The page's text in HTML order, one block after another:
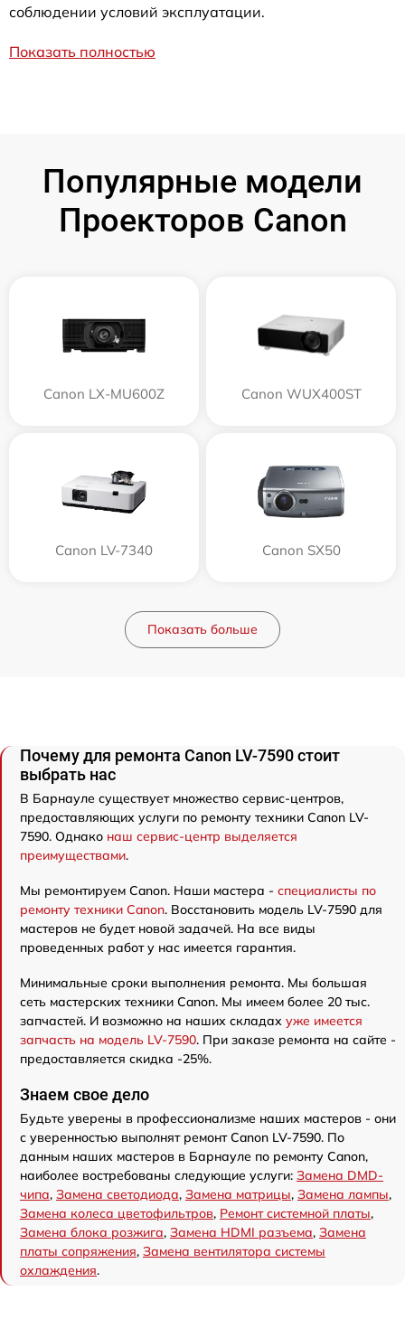
соблюдении условий эксплуатации.
Показать полностью
Популярные модели
Проекторов Canon
Canon LX-MU600Z Canon WUX400ST
Canon LV-7340 Canon SX50
Показать больше
Почему для ремонта Canon LV-7590 стоит
выбрать нас
В Барнауле существует множество сервис-центров,
предоставляющих услуги по ремонту техники Canon LV-
7590. Однако наш сервис-центр выделяется
преимуществами.
Мы ремонтируем Canon. Наши мастера - специалисты по
ремонту техники Canon. Восстановить модель LV-7590 для
мастеров не будет новой задачей. На все виды
проведенных работ у нас имеется гарантия.
Минимальные сроки выполнения ремонта. Мы большая
сеть мастерских техники Canon. Мы имеем более 20 тыс.
запчастей. И возможно на наших складах уже имеется
запчасть на модель LV-7590. При заказе ремонта на сайте -
предоставляется скидка -25%.
Знаем свое дело
Будьте уверены в профессионализме наших мастеров - они
с уверенностью выполнят ремонт Canon LV-7590. По
данным наших мастеров в Барнауле по ремонту Canon,
наиболее востребованы следующие услуги: Замена DMD-
чипа, Замена светодиода, Замена матрицы, Замена лампы,
Замена колеса цветофильтров, Ремонт системной платы,
Замена блока розжига, Замена HDMI разъема, Замена
платы сопряжения, Замена вентилятора системы
охлаждения.